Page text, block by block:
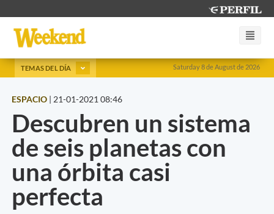
Saturday 8 de August de 2026
TEMAS DEL DÍA
ESPACIO | 21-01-2021 08:46
Descubren un sistema
de seis planetas con
una órbita casi
perfecta